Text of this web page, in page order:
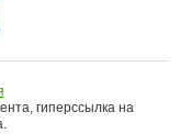
гиперссылка на